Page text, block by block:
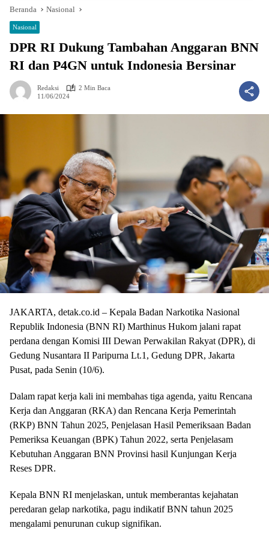
Beranda Nasional
Nasional
DPR RI Dukung Tambahan Anggaran BNN
RI dan P4GN untuk Indonesia Bersinar
Redaksi
2 Min Baca
11/06/2024
JAKARTA, detak.co.id – Kepala Badan Narkotika Nasional
Republik Indonesia (BNN RI) Marthinus Hukom jalani rapat
perdana dengan Komisi III Dewan Perwakilan Rakyat (DPR), di
Gedung Nusantara II Paripurna Lt.1, Gedung DPR, Jakarta
Pusat, pada Senin (10/6).
Dalam rapat kerja kali ini membahas tiga agenda, yaitu Rencana
Kerja dan Anggaran (RKA) dan Rencana Kerja Pemerintah
(RKP) BNN Tahun 2025, Penjelasan Hasil Pemeriksaan Badan
Pemeriksa Keuangan (BPK) Tahun 2022, serta Penjelasam
Kebutuhan Anggaran BNN Provinsi hasil Kunjungan Kerja
Reses DPR.
Kepala BNN RI menjelaskan, untuk memberantas kejahatan
peredaran gelap narkotika, pagu indikatif BNN tahun 2025
mengalami penurunan cukup signifikan.